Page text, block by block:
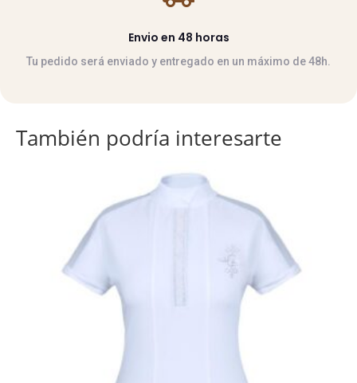
Envio en 48 horas
Tu pedido será enviado y entregado en un máximo de 48h.
También podría interesarte